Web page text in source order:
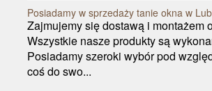
Posiadamy w sprzedaży tanie okna w
Zajmujemy się dostawą i montażem
Wszystkie nasze produkty są
Posiadamy szeroki wybór pod
coś do swo...